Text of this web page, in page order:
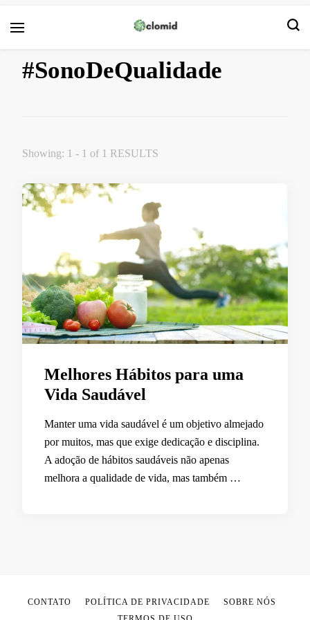
#SonoDeQualidade
Showing: 1 - 1 of 1 RESULTS
Melhores Hábitos para uma
Vida Saudável
Manter uma vida saudável é um objetivo almejado
por muitos, mas que exige dedicação e disciplina.
A adoção de hábitos saudáveis não apenas
melhora a qualidade de vida, mas também …
CONTATO POLÍTICA DE PRIVACIDADE
SOBRE NÓS